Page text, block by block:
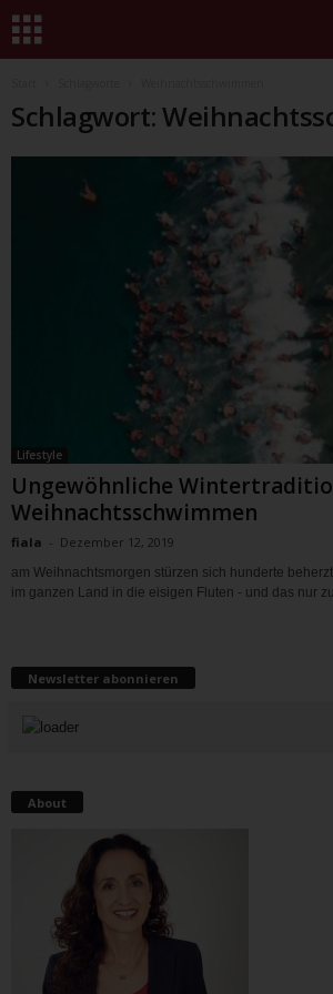
Schlagwort:
Lifestyle
Ungewöhnliche
Weihnachtsschwimmen
fiala - Dezember 12, 2019
am Weihnachtsmorgen stürzen sich hunderte
im ganzen Land in die eisigen Fluten - und das nur
Newsletter abonnieren
About